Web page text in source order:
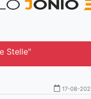
Stelle"
17-08-